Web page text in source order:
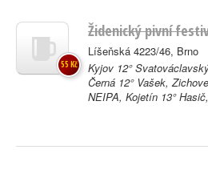
Židenický pivní
Líšeňská 4223/46, Brno
Kyjov 12°
Černá 12° Vašek,
NEIPA, Kojetín 13°
55 Kč